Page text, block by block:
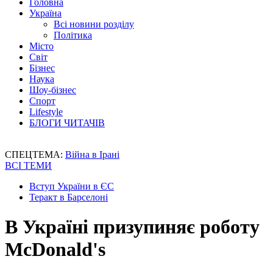
Головна
Україна
Всі новини розділу
Політика
Місто
Світ
Бізнес
Наука
Шоу-бізнес
Спорт
Lifestyle
БЛОГИ ЧИТАЧІВ
СПЕЦТЕМА: Війна в Ірані
ВСІ ТЕМИ
Вступ України в ЄС
Теракт в Барселоні
В Україні призупиняє роботу
McDonald's